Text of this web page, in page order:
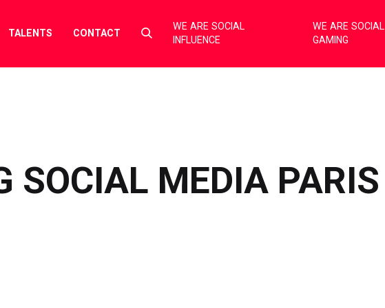
TALENTS CONTACT
Select
toggle
WE ARE SOCIAL
INFLUENCE
WE ARE SOCIAL
GAMING
SOCIAL MEDIA PARIS